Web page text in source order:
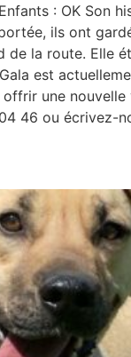
: OK Son
ils ont
de la route.
est
une
46 ou écrivez-